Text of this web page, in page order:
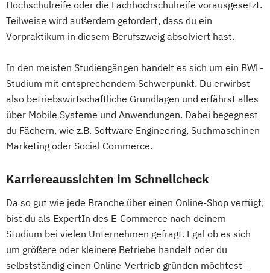
Hochschulreife oder die Fachhochschulreife vorausgesetzt.
Teilweise wird außerdem gefordert, dass du ein
Vorpraktikum in diesem Berufszweig absolviert hast.
In den meisten Studiengängen handelt es sich um ein BWL-
Studium mit entsprechendem Schwerpunkt. Du erwirbst
also betriebswirtschaftliche Grundlagen und erfährst alles
über Mobile Systeme und Anwendungen. Dabei begegnest
du Fächern, wie z.B. Software Engineering, Suchmaschinen
Marketing oder Social Commerce.
Karriereaussichten im Schnellcheck
Da so gut wie jede Branche über einen Online-Shop verfügt,
bist du als ExpertIn des E-Commerce nach deinem
Studium bei vielen Unternehmen gefragt. Egal ob es sich
um größere oder kleinere Betriebe handelt oder du
selbstständig einen Online-Vertrieb gründen möchtest –